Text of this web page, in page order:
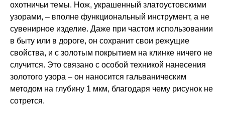
охотничьи темы. Нож, украшенный златоустовскими
узорами, – вполне функциональный инструмент, а не
сувенирное изделие. Даже при частом использовании
в быту или в дороге, он сохранит свои режущие
свойства, и с золотым покрытием на клинке ничего не
случится. Это связано с особой техникой нанесения
золотого узора – он наносится гальваническим
методом на глубину 1 мкм, благодаря чему рисунок не
сотрется.